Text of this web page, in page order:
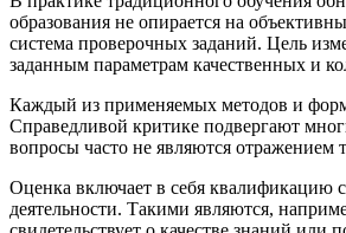
образования не опирается на
система проверочных заданий. Цель
заданным параметрам качественных и
Каждый из применяемых методов и форм
Справедливой критике подвергают
вопросы часто не являются отражением
Оценка включает в себя квалификацию
деятельности. Такими являются,